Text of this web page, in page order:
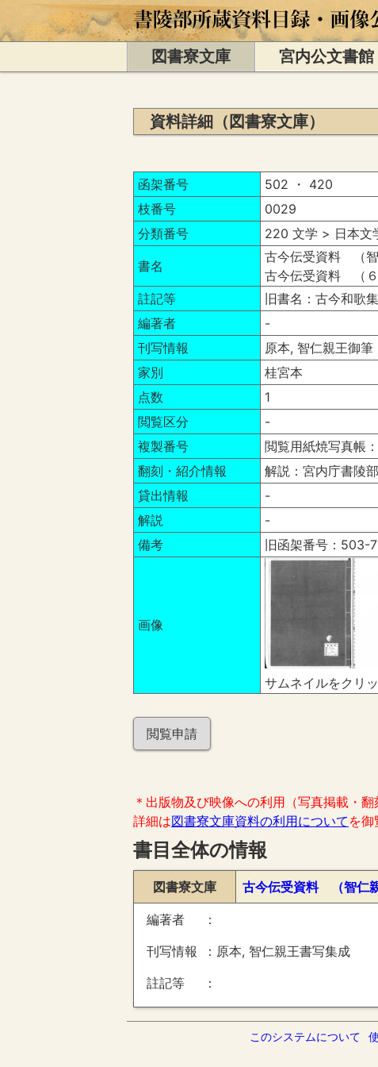
図書寮文庫 宮内公文書館
資料詳細（図書寮文庫）
函架番号
502 ・ 420
枝番号
0029
分類番号
220 文学 > 日本文
書名
古今伝受資料 （
古今伝受資料 （６
註記等
旧書名：古今和
編著者
-
刊写情報
原本, 智仁親王御筆
家別
桂宮本
点数
1
閲覧区分
-
複製番号
閲覧用紙焼写真帳
翻刻・紹介情報
解説：宮内庁書陵
貸出情報
-
解説
-
備考
旧函架番号：503-
画像
サムネイルをクリ
閲覧申請
＊出版物及び映像への利用（写真掲載・
詳細は図書寮文庫資料の利用について を御
書目全体の情報
図書寮文庫 古今伝受資料 （智仁
編著者
刊写情報
原本, 智仁親王書写集成
註記等
このシステムについて